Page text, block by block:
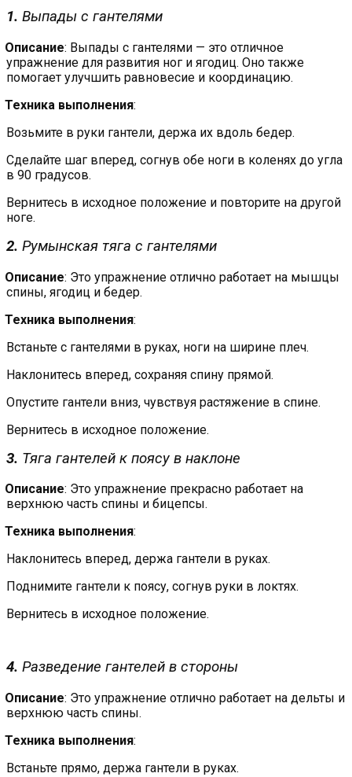
1. Выпады с гантелями
Описание: Выпады с гантелями — это отличное
упражнение для развития ног и ягодиц. Оно также
помогает улучшить равновесие и координацию.
Техника выполнения:
Возьмите в руки гантели, держа их вдоль бедер.
Сделайте шаг вперед, согнув обе ноги в коленях до угла
в 90 градусов.
Вернитесь в исходное положение и повторите на другой
ноге.
2. Румынская тяга с гантелями
Описание: Это упражнение отлично работает на мышцы
спины, ягодиц и бедер.
Техника выполнения:
Встаньте с гантелями в руках, ноги на ширине плеч.
Наклонитесь вперед, сохраняя спину прямой.
Опустите гантели вниз, чувствуя растяжение в спине.
Вернитесь в исходное положение.
3. Тяга гантелей к поясу в наклоне
Описание: Это упражнение прекрасно работает на
верхнюю часть спины и бицепсы.
Техника выполнения:
Наклонитесь вперед, держа гантели в руках.
Поднимите гантели к поясу, согнув руки в локтях.
Вернитесь в исходное положение.
4. Разведение гантелей в стороны
Описание: Это упражнение отлично работает на дельты и
верхнюю часть спины.
Техника выполнения:
Встаньте прямо, держа гантели в руках.